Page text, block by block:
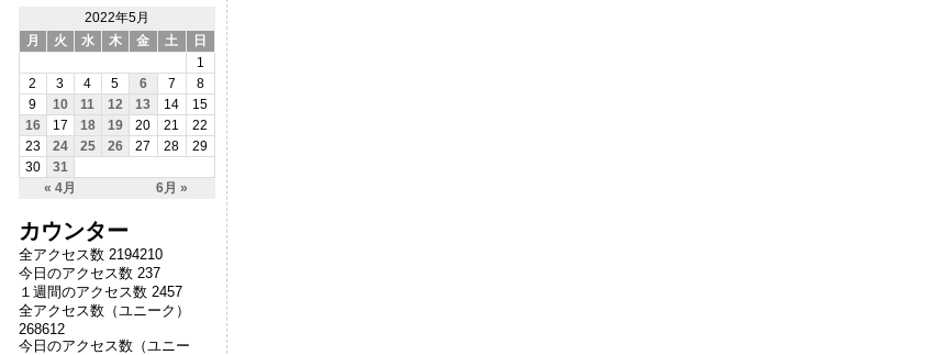
2022年5月
月
火 水 木 金 土 日
« 4月 6月 »
1
2
3 4 5 6 7
8
9
10 11 12 13 14
15
16
17 18 19 20 21
22
23
24 25 26 27 28
29
30
31
カウンター
全アクセス数 2194210
今日のアクセス数 237
１週間のアクセス数 2457
全アクセス数（ユニーク）
268612
今日のアクセス数（ユニー